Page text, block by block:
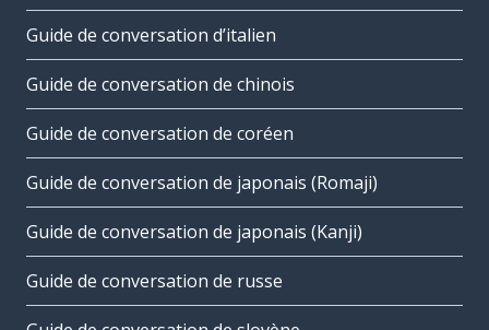
Guide de conversation d’italien
Guide de conversation de chinois
Guide de conversation de coréen
Guide de conversation de japonais (Romaji)
Guide de conversation de japonais (Kanji)
Guide de conversation de russe